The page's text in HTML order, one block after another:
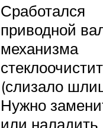
Сработался
приводной
механизма
(слизало
Нужно
или наладить